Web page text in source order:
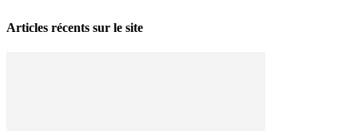
Articles récents sur le site